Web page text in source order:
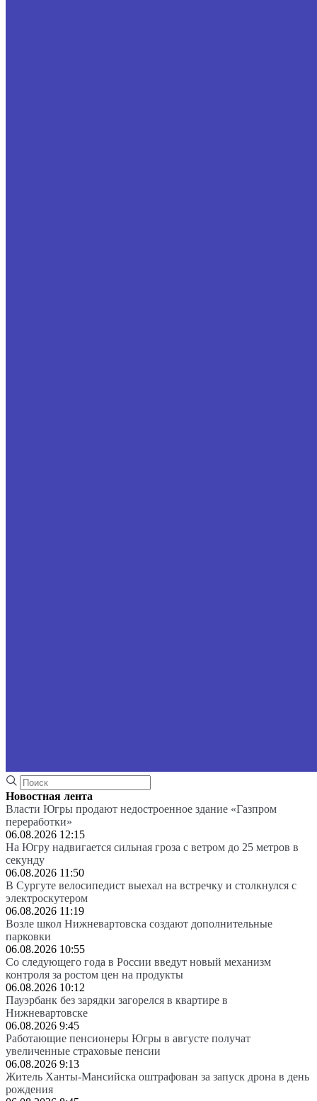
Новостная лента
Власти Югры продают недостроенное здание «Газпром
переработки»
06.08.2026 12:15
На Югру надвигается сильная гроза с ветром до 25 метров в
секунду
06.08.2026 11:50
В Сургуте велосипедист выехал на встречку и столкнулся с
электроскутером
06.08.2026 11:19
Возле школ Нижневартовска создают дополнительные
парковки
06.08.2026 10:55
Со следующего года в России введут новый механизм
контроля за ростом цен на продукты
06.08.2026 10:12
Пауэрбанк без зарядки загорелся в квартире в
Нижневартовске
06.08.2026 9:45
Работающие пенсионеры Югры в августе получат
увеличенные страховые пенсии
06.08.2026 9:13
Житель Ханты-Мансийска оштрафован за запуск дрона в день
рождения